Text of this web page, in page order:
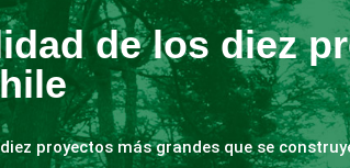
de los diez
proyectos más grandes que se